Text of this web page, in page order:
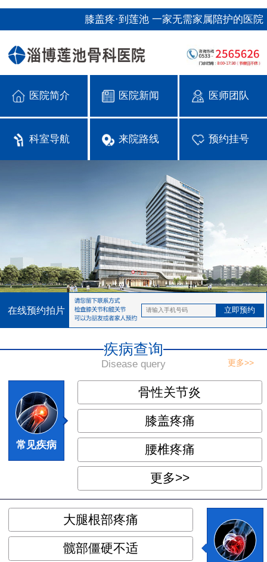
膝盖疼·到莲池 一家无需家属陪护的医院
医院简介 医院新闻 医师团队
科室导航 来院路线 预约挂号
在线预约拍片
疾病查询
Disease query 更多>>
常见疾病
◆
◆
骨性关节炎
膝盖疼痛
腰椎疼痛
更多>>
◆
◆
大腿根部疼痛
髋部僵硬不适